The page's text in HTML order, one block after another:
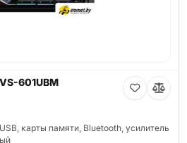
601UBM
карты памяти, Bluetooth, усилитель